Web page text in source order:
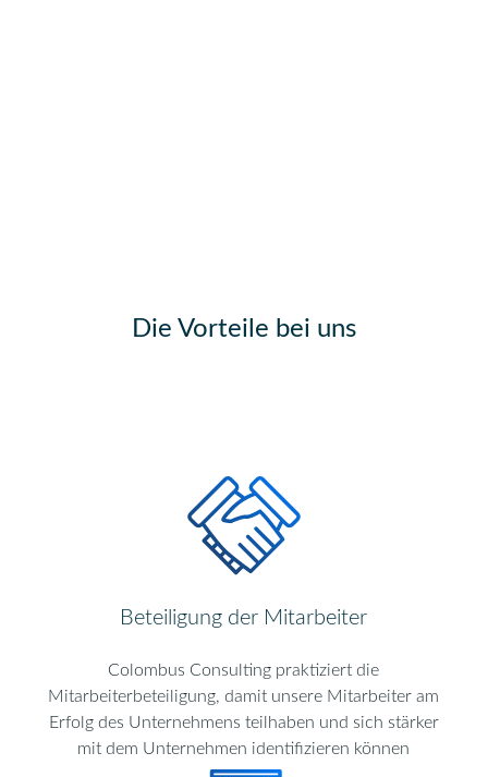
Die Vorteile bei uns
Beteiligung der Mitarbeiter
Colombus Consulting praktiziert die
Mitarbeiterbeteiligung, damit unsere Mitarbeiter am
Erfolg des Unternehmens teilhaben und sich stärker
mit dem Unternehmen identifizieren können